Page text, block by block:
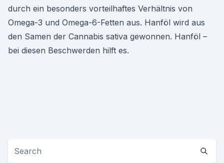
durch ein besonders vorteilhaftes Verhältnis von
Omega-3 und Omega-6-Fetten aus. Hanföl wird aus
den Samen der Cannabis sativa gewonnen. Hanföl –
bei diesen Beschwerden hilft es.